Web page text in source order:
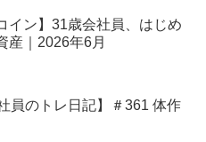
イン】31歳会社員、はじめ
産｜2026年6月
員のトレ日記】＃361 体作